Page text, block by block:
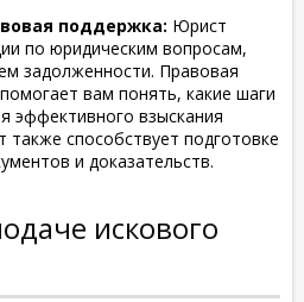
поддержка: Юрист
по юридическим вопросам,
задолженности. Правовая
вам понять, какие шаги
эффективного взыскания
способствует подготовке
и доказательств.
искового